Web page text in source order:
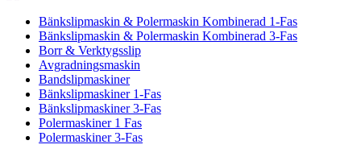
Bänkslipmaskin & Polermaskin Kombinerad 1-Fas
Bänkslipmaskin & Polermaskin Kombinerad 3-Fas
Borr & Verktygsslip
Avgradningsmaskin
Bandslipmaskiner
Bänkslipmaskiner 1-Fas
Bänkslipmaskiner 3-Fas
Polermaskiner 1 Fas
Polermaskiner 3-Fas